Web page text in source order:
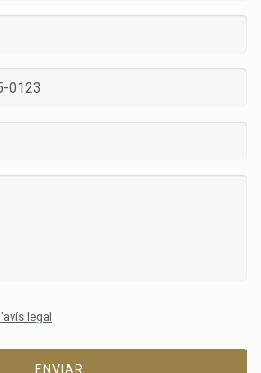
l'avís legal
ENVIAR